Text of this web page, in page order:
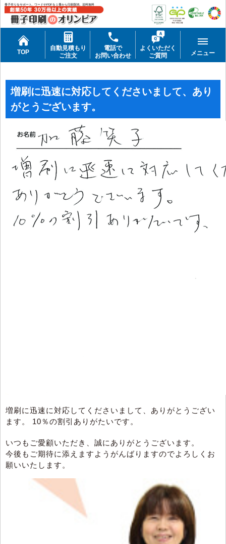
冊子作りをサポート。ワードやPDFを１冊から印刷製本。送料無料
TOP
自動見積もり
ご注文
電話で
お問い合わせ
よくいただく
ご質問
メニュー
増刷に迅速に対応してくださいまして、あり
がとうございます。
増刷に迅速に対応してくださいまして、ありがとうござい
ます。 10％の割引ありがたいです。
いつもご愛顧いただき、誠にありがとうございます。
今後もご期待に添えますようがんばりますのでよろしくお
願いいたします。